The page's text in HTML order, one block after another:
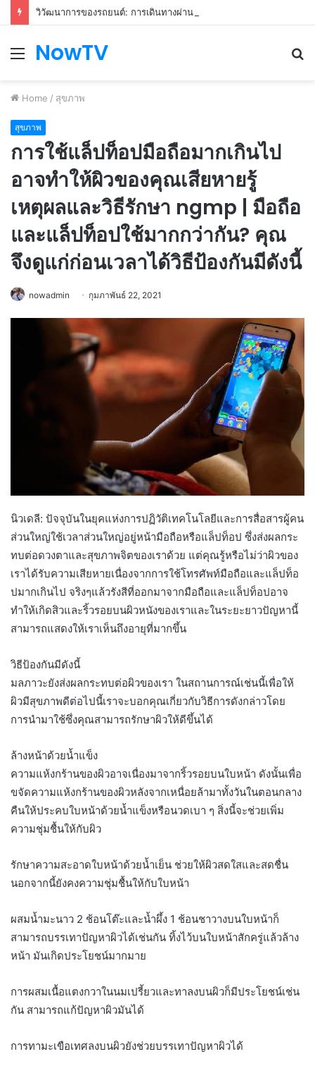
Menu
NowTV
Home / สุขภาพ
สุขภาพ
การใช้แล็ปท็อปมือถือมากเกินไป
อาจทำให้ผิวของคุณเสียหายรู้
เหตุผลและวิธีรักษา ngmp | มือถือ
และแล็ปท็อปใช้มากกว่ากัน? คุณ
จึงดูแก่ก่อนเวลาได้วิธีป้องกันมีดังนี้
nowadmin กุมภาพันธ์ 22, 2021
นิวเดลี: ปัจจุบันในยุคแห่งการปฏิวัติเทคโนโลยีและการสื่อสารผู้คน
ส่วนใหญ่ใช้เวลาส่วนใหญ่อยู่หน้ามือถือหรือแล็ปท็อป ซึ่งส่งผลกระ
ทบต่อดวงตาและสุขภาพจิตของเราด้วย แต่คุณรู้หรือไม่ว่าผิวของ
เราได้รับความเสียหายเนื่องจากการใช้โทรศัพท์มือถือและแล็ปท็อ
ปมากเกินไป จริงๆแล้วรังสีที่ออกมาจากมือถือและแล็ปท็อปอาจ
ทำให้เกิดสิวและริ้วรอยบนผิวหนังของเราและในระยะยาวปัญหานี้
สามารถแสดงให้เราเห็นถึงอายุที่มากขึ้น
วิธีป้องกันมีดังนี้
มลภาวะยังส่งผลกระทบต่อผิวของเรา ในสถานการณ์เช่นนี้เพื่อให้
ผิวมีสุขภาพดีต่อไปนี้เราจะบอกคุณเกี่ยวกับวิธีการดังกล่าวโดย
การนำมาใช้ซึ่งคุณสามารถรักษาผิวให้ดีขึ้นได้
ล้างหน้าด้วยน้ำแข็ง
ความแห้งกร้านของผิวอาจเนื่องมาจากริ้วรอยบนใบหน้า ดังนั้นเพื่อ
ขจัดความแห้งกร้านของผิวหลังจากเหนื่อยล้ามาทั้งวันในตอนกลาง
คืนให้ประคบใบหน้าด้วยน้ำแข็งหรือนวดเบา ๆ สิ่งนี้จะช่วยเพิ่ม
ความชุ่มชื้นให้กับผิว
รักษาความสะอาดใบหน้าด้วยน้ำเย็น ช่วยให้ผิวสดใสและสดชื่น
นอกจากนี้ยังคงความชุ่มชื้นให้กับใบหน้า
ผสมน้ำมะนาว 2 ช้อนโต๊ะและน้ำผึ้ง 1 ช้อนชาวางบนใบหน้าก็
สามารถบรรเทาปัญหาผิวได้เช่นกัน ทิ้งไว้บนใบหน้าสักครู่แล้วล้าง
หน้า มันเกิดประโยชน์มากมาย
การผสมเนื้อแตงกวาในนมเปรี้ยวและทาลงบนผิวก็มีประโยชน์เช่น
กัน สามารถแก้ปัญหาผิวมันได้
การทามะเขือเทศลงบนผิวยังช่วยบรรเทาปัญหาผิวได้